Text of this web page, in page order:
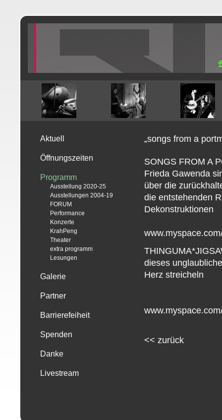
Aktuell
Öffnungszeiten
Programm
Ausstellung 2020-25
Ausstellungen 2004-19
FORUM
Performance
Konzerte
KrahPeng
Theater
extra programm
Lesungen
Galerie
Partner
Barrierefeiheit
Spenden
Danke
Livestream
„songs from a
SONGS FROM A
Frieda Gawenda
über die
die entstehenden
Dekonstruktionen
dieses
Herz streicheln
<< zurück